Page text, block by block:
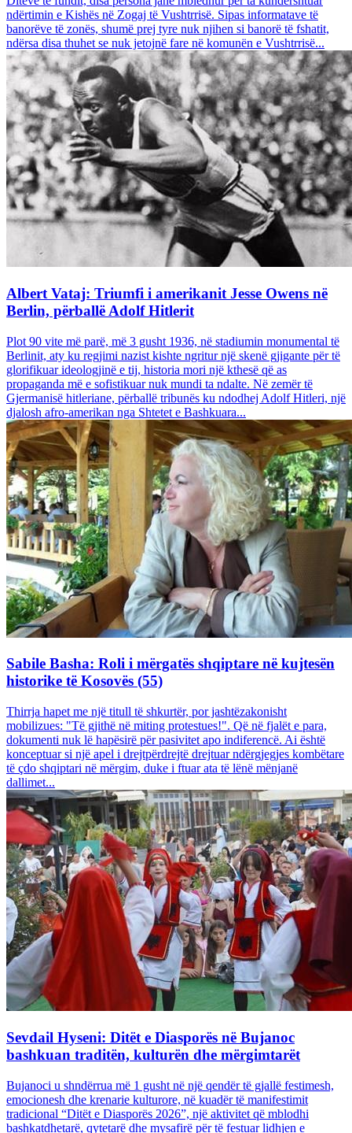
ndërtimin e Kishës në Zogaj të Vushtrrisë. Sipas informatave të
banorëve të zonës, shumë prej tyre nuk njihen si banorë të fshatit,
ndërsa disa thuhet se nuk jetojnë fare në komunën e Vushtrrisë...
Albert Vataj: Triumfi i amerikanit Jesse Owens në
Berlin, përballë Adolf Hitlerit
Plot 90 vite më parë, më 3 gusht 1936, në stadiumin monumental të
Berlinit, aty ku regjimi nazist kishte ngritur një skenë gjigante për të
glorifikuar ideologjinë e tij, historia mori një kthesë që as
propaganda më e sofistikuar nuk mundi ta ndalte. Në zemër të
Gjermanisë hitleriane, përballë tribunës ku ndodhej Adolf Hitleri, një
djalosh afro-amerikan nga Shtetet e Bashkuara...
Sabile Basha: Roli i mërgatës shqiptare në kujtesën
historike të Kosovës (55)
Thirrja hapet me një titull të shkurtër, por jashtëzakonisht
mobilizues: "Të gjithë në miting protestues!". Që në fjalët e para,
dokumenti nuk lë hapësirë për pasivitet apo indiferencë. Ai është
konceptuar si një apel i drejtpërdrejtë drejtuar ndërgjegjes kombëtare
të çdo shqiptari në mërgim, duke i ftuar ata të lënë mënjanë
dallimet...
Sevdail Hyseni: Ditët e Diasporës në Bujanoc
bashkuan traditën, kulturën dhe mërgimtarët
Bujanoci u shndërrua më 1 gusht në një qendër të gjallë festimesh,
emocionesh dhe krenarie kulturore, në kuadër të manifestimit
tradicional “Ditët e Diasporës 2026”, një aktivitet që mblodhi
bashkatdhetarë, qytetarë dhe mysafirë për të festuar lidhjen e